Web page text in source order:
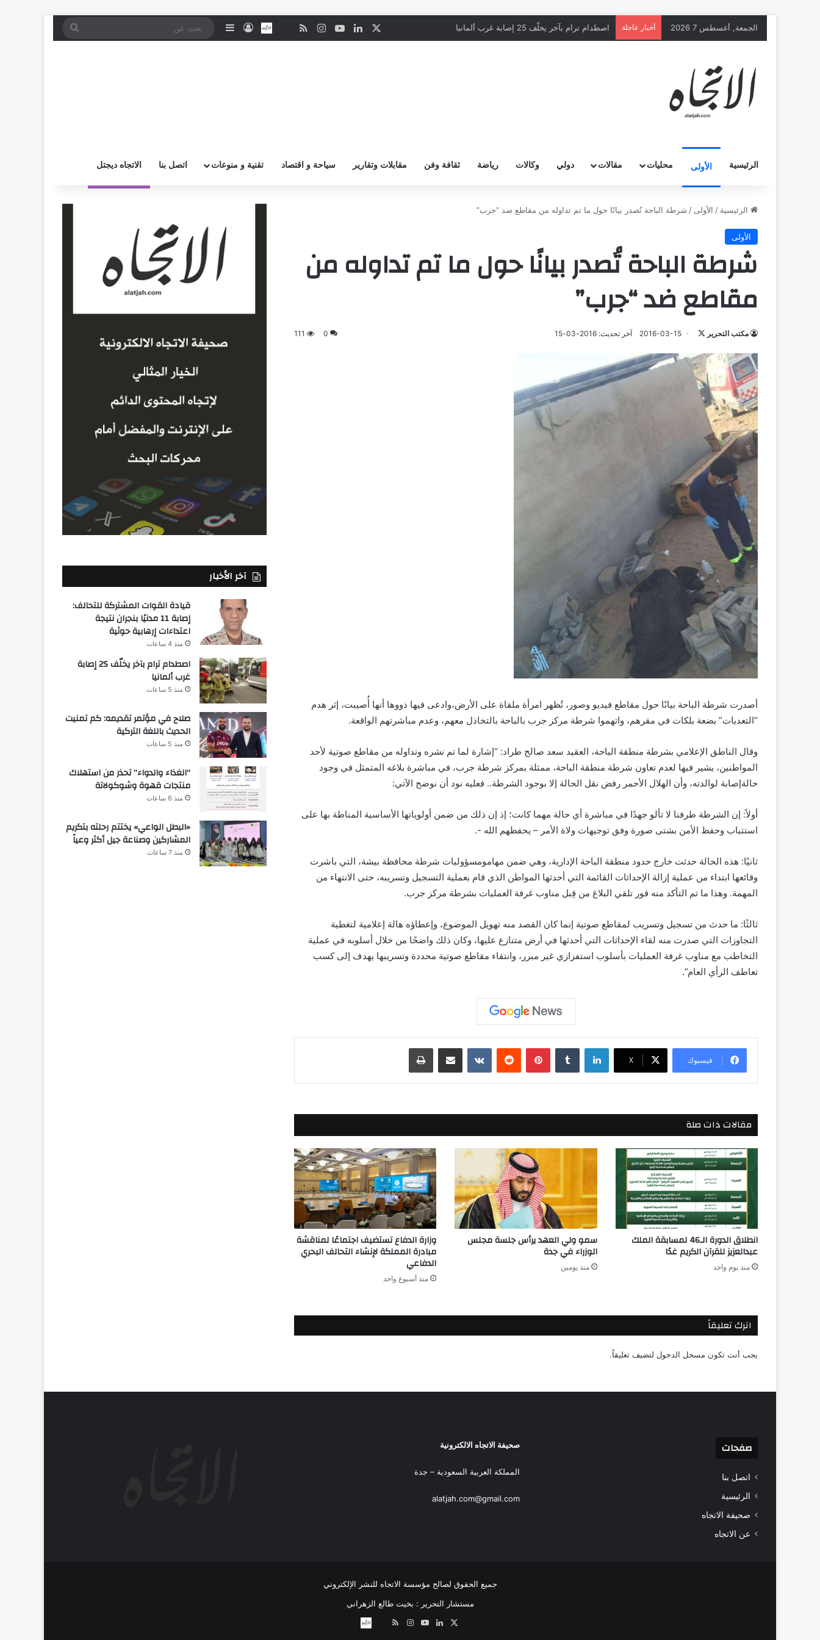
الجمعة, أغسطس 7 2026 أخبار عاجلة اصطدام ترام بآخر يخلّف 25 إصابة غرب ألمانيا لينكدإن‫YouTube
انستقرامملخص الموقع RSS
نبض اتصل بــنـا
تسجيل الدخول
إضافة عمود جانبي
بحث
الرئيسية الأولى محليات مقالات دولي وكالات رياضة ثقافة وفن مقابلات وتقارير سياحة و اقتصاد تقنية و منوعات اتصل بنا الاتجاه ديجتل
الرئيسية / الأولى / شرطة الباحة تُصدر بيانًا حول ما تم تداوله من مقاطع ضد “جرب”
الأولى
شرطة الباحة تُصدر بيانًا حول ما تم تداوله من
مقاطع ضد “جرب”
مكتب التحرير
X
2016-03-15 آخر تحديث: 2016-03-15 0
111
أصدرت شرطة الباحة بيانًا حول مقاطع فيديو وصور، تُظهر امرأة ملقاة على الأرض،وادعى فيها ذووها أنها أُصيبت، إثر هدم
“التعديات” بضعة بلكات في مقرهم، واتهموا شرطة مركز جرب بالباحة بالتخاذل معهم، وعدم مباشرتهم الواقعة.
وقال الناطق الإعلامي بشرطة منطقة الباحة، العقيد سعد صالح طراد: “إشارة لما تم نشره وتداوله من مقاطع صوتية لأحد
المواطنين، يشير فيها لعدم تعاون شرطة منطقة الباحة، ممثلة بمركز شرطة جرب، في مباشرة بلاغه المتمثل في وجود
حالةإصابة لوالدته، وأن الهلال الأحمر رفض نقل الحالة إلا بوجود الشرطة.. فعليه نود أن نوضح الآتي:
أولاً: إن الشرطة طرفنا لا تألو جهدًا في مباشرة أي حالة مهما كانت؛ إذ إن ذلك من ضمن أولوياتها الأساسية المناطة بها على
استتباب وحفظ الأمن بشتى صورة وفق توجيهات ولاة الأمر – يحفظهم الله -.
ثانيًا: هذه الحالة حدثت خارج حدود منطقة الباحة الإدارية، وهي ضمن مهامومسؤوليات شرطة محافظة بيشة، التي باشرت
وقائعها ابتداء من عملية إزالة الإحداثات القائمة التي أحدثها المواطن الذي قام بعملية التسجيل وتسريبه، حتى الانتهاء من
المهمة. وهذا ما تم التأكد منه فور تلقي البلاغ من قِبل مناوب غرفة العمليات بشرطة مركز جرب.
ثالثًا: ما حدث من تسجيل وتسريب لمقاطع صوتية إنما كان القصد منه تهويل الموضوع، وإعطاؤه هالة إعلامية لتغطية
التجاوزات التي صدرت منه لقاء الإحداثات التي أحدثها في أرض متنازع عليها، وكان ذلك واضحًا من خلال أسلوبه في عملية
التخاطب مع مناوب غرفة العمليات بأسلوب استفزازي غير مبرر، وانتقاء مقاطع صوتية محددة وتسريبها يهدف إلى كسب
تعاطف الرأي العام”.
فيسبوك ‫X
لينكدإن بينتيريست مشاركة عبر البريد طباعة
مقالات ذات صلة
انطلاق الدورة الـ46 لمسابقة الملك
عبدالعزيز للقرآن الكريم غدًا
منذ يوم واحد
سمو ولي العهد يرأس جلسة مجلس
الوزراء في جدة
منذ يومين
وزارة الدفاع تستضيف اجتماعًا لمناقشة
مبادرة المملكة لإنشاء التحالف البحري
الدفاعي
منذ أسبوع واحد
اترك تعليقاً
يجب أنت تكون مسجل الدخول لتضيف تعليقاً.
آخر الأخبار
قيادة القوات المشتركة للتحالف:
إصابة 11 مدنيًا بنجران نتيجة
اعتداءات إرهابية حوثية
منذ 4 ساعات
اصطدام ترام بآخر يخلّف 25 إصابة
غرب ألمانيا
منذ 5 ساعات
صلاح في مؤتمر تقديمه: كم تمنيت
الحديث باللغة التركية
منذ 5 ساعات
“الغذاء والدواء” تحذر من استهلاك
منتجات قهوة وشوكولاتة
منذ 6 ساعات
«البطل الواعي» يختتم رحلته بتكريم
المشاركين وصناعة جيل أكثر وعياً
منذ 7 ساعات
صفحات
اتصل بنا
الرئيسية
صحيفة الاتجاه
عن الاتجاه
صحيفة الاتجاه الالكترونية
المملكة العربية السعودية – جدة
alatjah.com@gmail.com
جميع الحقوق لصالح مؤسسة الاتجاه للنشر الإلكتروني
مستشار التحرير : بخيت طالع الزهراني
لينكدإن‫YouTube
انستقرام
ملخص
نبض